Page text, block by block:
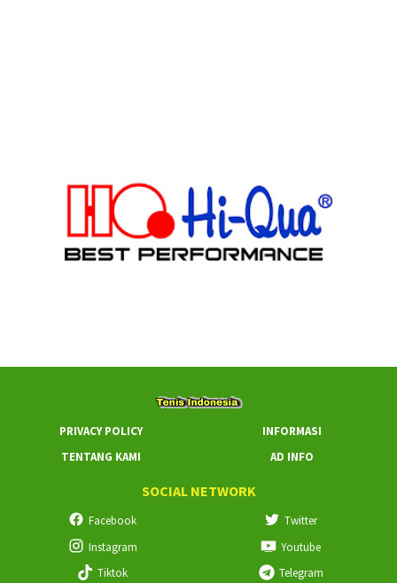
PRIVACY POLICY
INFORMASI
TENTANG KAMI
AD INFO
SOCIAL NETWORK
Facebook
Twitter
Instagram
Youtube
Tiktok
Telegram